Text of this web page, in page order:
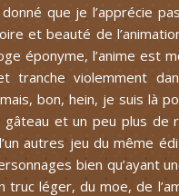
que je l’apprécie
et beauté de
éponyme, l’anime est
tranche violemment
bon, hein, je suis là
et un peu plus de
autres jeu du même
bien qu’ayant
truc léger, du moe, de